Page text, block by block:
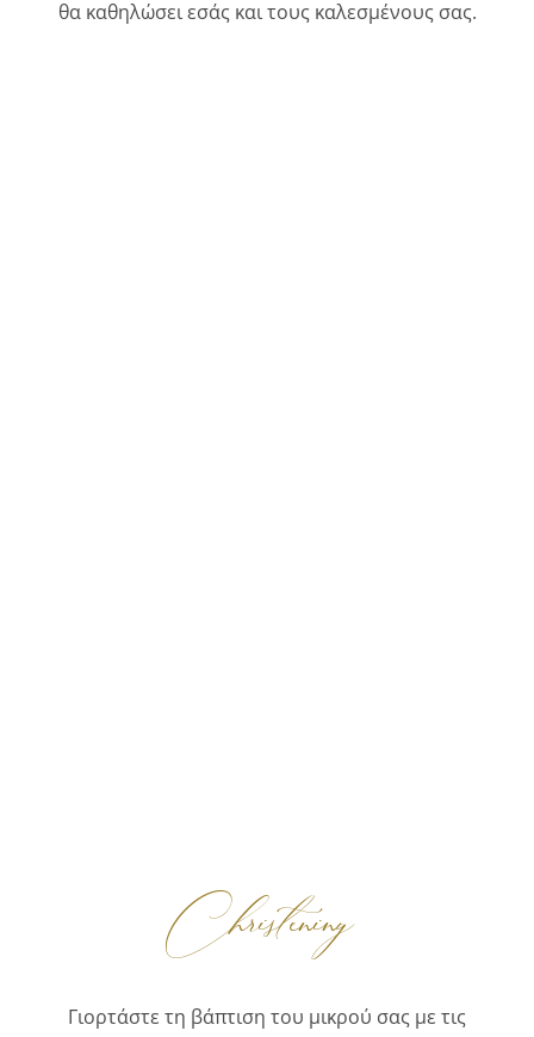
θα καθηλώσει εσάς και τους καλεσμένους σας.
Christening
Γιορτάστε τη βάπτιση του μικρού σας με τις